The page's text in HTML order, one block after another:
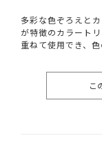
多彩な色ぞろえと
が特徴のカラート
重ねて使用でき、
こ